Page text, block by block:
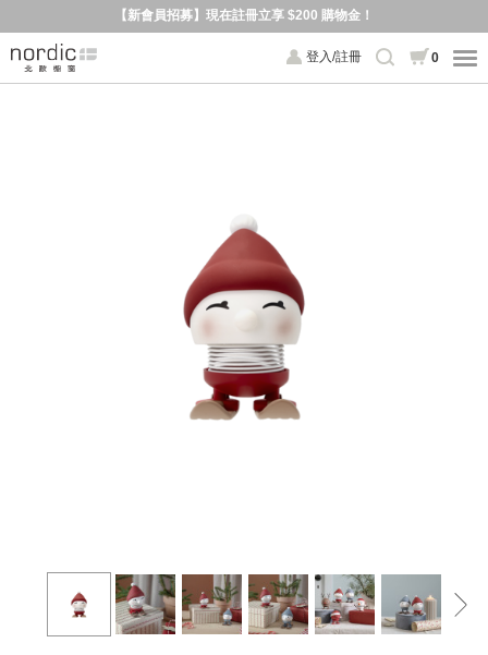
【新會員招募】現在註冊立享 $200 購物金！
登入/註冊 0